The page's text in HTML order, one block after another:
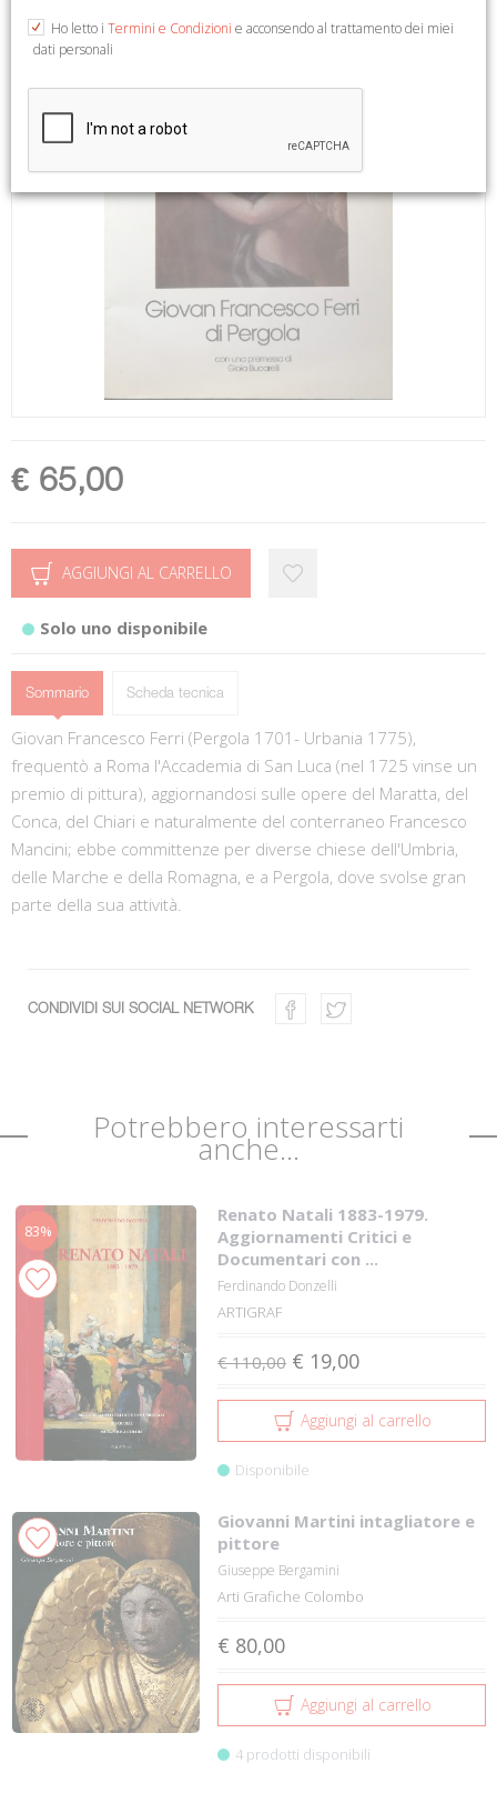
€ 65,00
AGGIUNGI AL CARRELLO
Solo uno disponibile
Sommario Scheda tecnica
Giovan Francesco Ferri (Pergola 1701- Urbania 1775),
frequentò a Roma l'Accademia di San Luca (nel 1725 vinse un
premio di pittura), aggiornandosi sulle opere del Maratta, del
Conca, del Chiari e naturalmente del conterraneo Francesco
Mancini; ebbe committenze per diverse chiese dell'Umbria,
delle Marche e della Romagna, e a Pergola, dove svolse gran
parte della sua attività.
CONDIVIDI SUI SOCIAL NETWORK
Potrebbero interessarti
anche...
83%
Renato Natali 1883-1979.
Aggiornamenti Critici e
Documentari con ...
Ferdinando Donzelli
ARTIGRAF
€ 110,00 € 19,00
Aggiungi al carrello
Disponibile
Giovanni Martini intagliatore e
pittore
Giuseppe Bergamini
Arti Grafiche Colombo
€ 80,00
Aggiungi al carrello
4 prodotti disponibili
Ho letto i Termini e Condizioni e acconsendo al trattamento dei miei
dati personali